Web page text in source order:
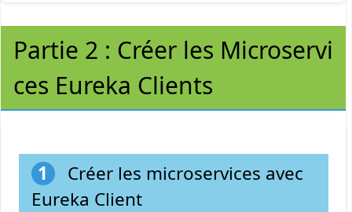
Partie 2 : Créer les Microservi
ces Eureka Clients
1
Créer les microservices avec
Eureka Client